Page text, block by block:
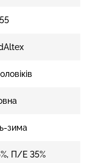
55
зима
П/Е 35%